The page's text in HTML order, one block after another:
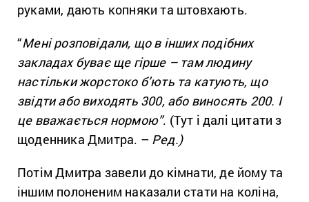
руками, дають копняки та штовхають.
“Мені розповідали, що в інших подібних
закладах буває ще гірше – там людину
настільки жорстоко б’ють та катують, що
звідти або виходять 300, або виносять 200. І
це вважається нормою”. (Тут і далі цитати з
щоденника Дмитра. – Ред.)
Потім Дмитра завели до кімнати, де йому та
іншим полоненим наказали стати на коліна,